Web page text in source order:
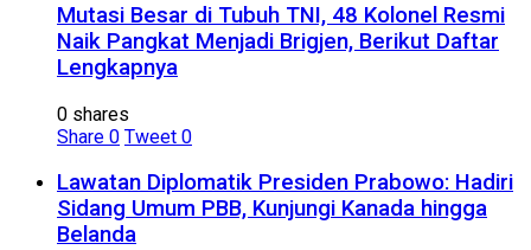
Mutasi Besar di Tubuh TNI, 48 Kolonel Resmi
Naik Pangkat Menjadi Brigjen, Berikut Daftar
Lengkapnya
0 shares
Share 0 Tweet 0
Lawatan Diplomatik Presiden Prabowo: Hadiri
Sidang Umum PBB, Kunjungi Kanada hingga
Belanda